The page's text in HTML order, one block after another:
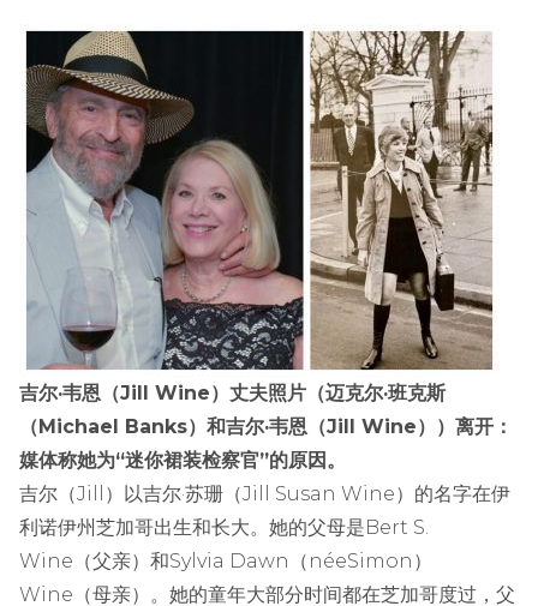
吉尔·韦恩（Jill Wine）丈夫照片（迈克尔·班克斯
（Michael Banks）和吉尔·韦恩（Jill Wine））离开：
媒体称她为“迷你裙装检察官”的原因。
吉尔（Jill）以吉尔·苏珊（Jill Susan Wine）的名字在伊
利诺伊州芝加哥出生和长大。她的父母是Bert S.
Wine（父亲）和Sylvia Dawn（néeSimon）
Wine（母亲）。她的童年大部分时间都在芝加哥度过，父